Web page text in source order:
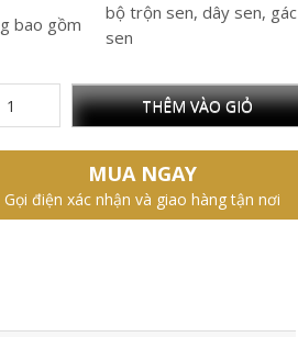
bao gồm
bộ trộn sen, dây sen, gác
sen
THÊM VÀO GIỎ
MUA NGAY
Gọi điện xác nhận và giao hàng tận nơi